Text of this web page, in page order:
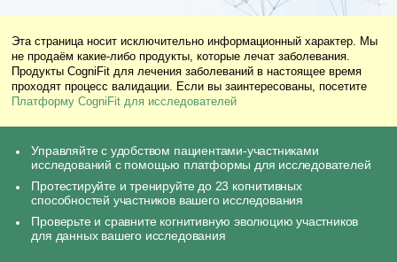
Эта страница носит исключительно информационный характер. Мы
не продаём какие-либо продукты, которые лечат заболевания.
Продукты CogniFit для лечения заболеваний в настоящее время
проходят процесс валидации. Если вы заинтересованы, посетите
Платформу CogniFit для исследователей
Управляйте с удобством пациентами-участниками
исследований с помощью платформы для исследователей
Протестируйте и тренируйте до 23 когнитивных
способностей участников вашего исследования
Проверьте и сравните когнитивную эволюцию участников
для данных вашего исследования